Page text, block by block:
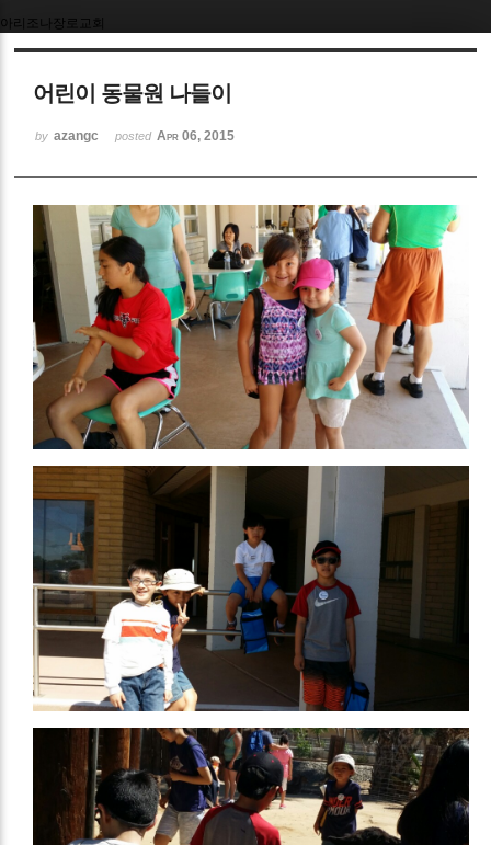
아리조나장로교회
어린이 동물원 나들이
by azangc posted Apr 06, 2015
Sketchbook5, 스케치북5
Sketchbook5, 스케치북5